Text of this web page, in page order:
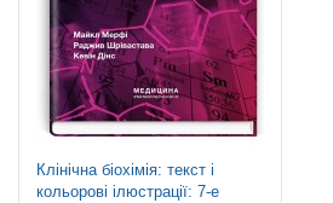
Клінічна біохімія: текст і
кольорові ілюстрації: 7-е